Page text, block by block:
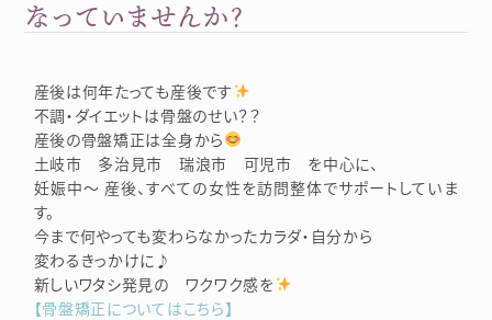
なっていませんか？
産後は何年たっても産後です
不調・ダイエットは骨盤のせい？？
産後の骨盤矯正は全身から
土岐市 多治見市 瑞浪市 可児市 を中心に、
妊娠中～ 産後、すべての女性を訪問整体でサポートしていま
す。
今まで何やっても変わらなかったカラダ・自分から
変わるきっかけに♪
新しいワタシ発見の ワクワク感を
【骨盤矯正についてはこちら】